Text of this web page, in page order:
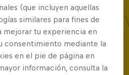
Torneo de Plazas
(que incluyen aquellas
similares para fines de
mejorar tu experiencia en
consentimiento mediante la
en el pie de página en
información, consulta la